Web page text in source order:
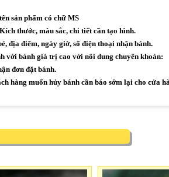
sản phẩm có chữ MS
thước, màu sắc, chi tiết cần tạo hình.
địa điểm, ngày giờ, số điện thoại nhận bánh.
với bánh giá trị cao với nôi dung chuyển khoản:
đơn đặt bánh.
hàng muốn hủy bánh cần báo sớm lại cho cửa